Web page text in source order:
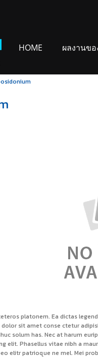
HOME ผลงานขอ
platonem. Ea dictas
sit amet conse ctetur
solum has. Nec at harum
Phasellus vitae nibh a
elitr patrioque ne mel. Mei